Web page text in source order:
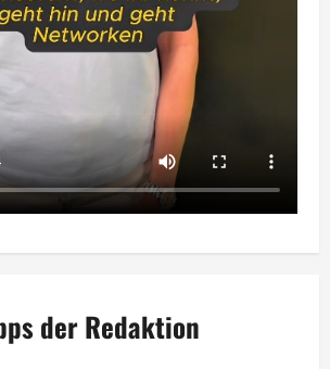
der Redaktion